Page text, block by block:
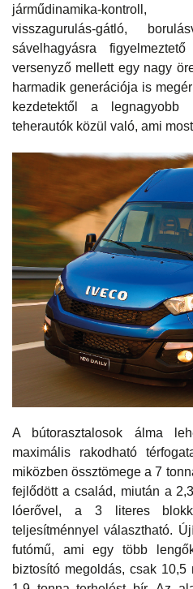
járműdinamika-kontroll,
visszagurulás-gátló,
sávelhagyásra
versenyző mellett egy nagy
harmadik generációja is
kezdetektől a legnagyobb
teherautók közül való, ami
A bútorasztalosok álma
maximális rakodható
miközben össztömege a 7
fejlődött a család, miután a
lóerővel, a 3 literes
teljesítménnyel választható.
futómű, ami egy több
biztosító megoldás, csak 10,5